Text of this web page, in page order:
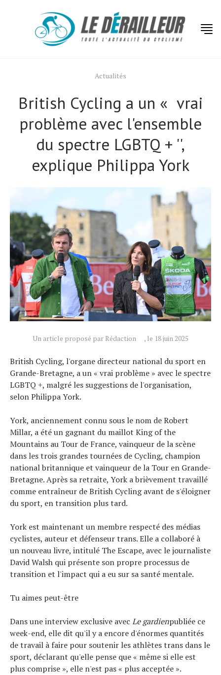
Actualités
British Cycling a un « vrai
problème avec l'ensemble
du spectre LGBTQ + '',
explique Philippa York
Un article proposé par Rédaction , le 18 juin 2025
British Cycling, l'organe directeur national du sport en
Grande-Bretagne, a un « vrai problème » avec le spectre
LGBTQ +, malgré les suggestions de l'organisation,
selon Philippa York.
York, anciennement connu sous le nom de Robert
Millar, a été un gagnant du maillot King of the
Mountains au Tour de France, vainqueur de la scène
dans les trois grandes tournées de Cycling, champion
national britannique et vainqueur de la Tour en Grande-
Bretagne. Après sa retraite, York a brièvement travaillé
comme entraîneur de British Cycling avant de s'éloigner
du sport, en transition plus tard.
York est maintenant un membre respecté des médias
cyclistes, auteur et défenseur trans. Elle a collaboré à
un nouveau livre, intitulé The Escape, avec le journaliste
David Walsh qui présente son propre processus de
transition et l'impact qui a eu sur sa santé mentale.
Tu aimes peut-être
Dans une interview exclusive avec Le gardienpubliée ce
week-end, elle dit qu'il y a encore d'énormes quantités
de travail à faire pour soutenir les athlètes trans dans le
sport, déclarant qu'elle pense que « même si elle est
plus comprise », elle n'est pas « plus acceptée ».
Actualités
Tests de produits
Conseils
Tendances
Tous nos articles
À propos